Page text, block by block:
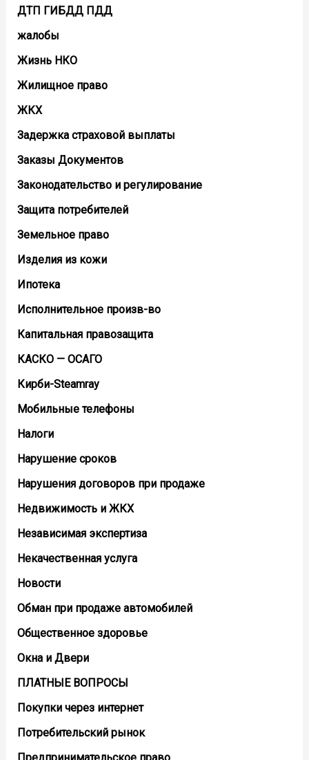
ДТП ГИБДД ПДД
жалобы
Жизнь НКО
Жилищное право
ЖКХ
Задержка страховой выплаты
Заказы Документов
Законодательство и регулирование
Защита потребителей
Земельное право
Изделия из кожи
Ипотека
Исполнительное произв-во
Капитальная правозащита
КАСКО — ОСАГО
Кирби-Steamray
Мобильные телефоны
Налоги
Нарушение сроков
Нарушения договоров при продаже
Недвижимость и ЖКХ
Независимая экспертиза
Некачественная услуга
Новости
Обман при продаже автомобилей
Общественное здоровье
Окна и Двери
ПЛАТНЫЕ ВОПРОСЫ
Покупки через интернет
Потребительский рынок